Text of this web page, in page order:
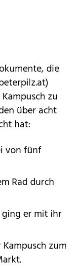
die
zu
über acht
hat:
von fünf
Rad durch
ging er mit ihr
zum